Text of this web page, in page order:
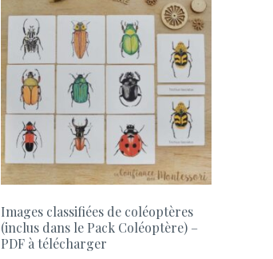
Images classifiées de coléoptères
(inclus dans le Pack Coléoptère) –
PDF à télécharger